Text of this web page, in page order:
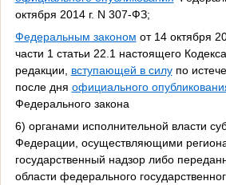
октября 2014 г. N 307-ФЗ;
Федеральным законом от 14 октября
части 1 статьи 22.1 настоящего
редакции, вступающей в силупо
после дня официального
Федерального закона
6) органами исполнительной власти
Федерации, осуществляющими
государственный надзор либо
области федерального